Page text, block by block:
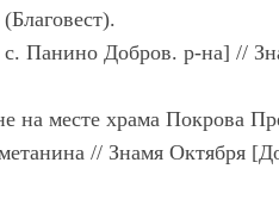
Панино Добров. р-на] //
на месте храма Покрова
// Знамя Октября